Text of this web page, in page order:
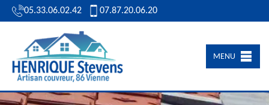
05.33.06.02.42 07.87.20.06.20
MENU